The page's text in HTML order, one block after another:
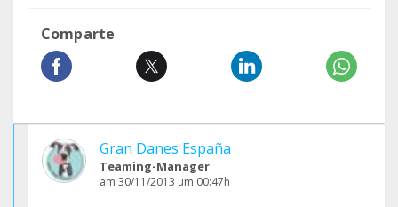
Comparte
Gran Danes España
Teaming-Manager
am 30/11/2013 um 00:47h